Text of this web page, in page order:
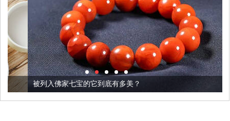
被列入佛家七宝的它到底有多美？